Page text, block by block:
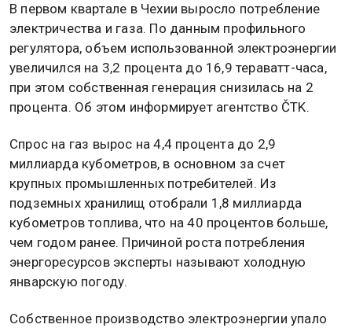
В первом квартале в Чехии выросло потребление
электричества и газа. По данным профильного
регулятора, объем использованной электроэнергии
увеличился на 3,2 процента до 16,9 тераватт-часа,
при этом собственная генерация снизилась на 2
процента. Об этом информирует агентство ČTK.
Спрос на газ вырос на 4,4 процента до 2,9
миллиарда кубометров, в основном за счет
крупных промышленных потребителей. Из
подземных хранилищ отобрали 1,8 миллиарда
кубометров топлива, что на 40 процентов больше,
чем годом ранее. Причиной роста потребления
энергоресурсов эксперты называют холодную
январскую погоду.
Собственное производство электроэнергии упало